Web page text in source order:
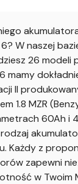
W naszej
26 modeli
mamy
II
1.8 MZR
60Ah i
Każdy z
zapewni
w Twoim